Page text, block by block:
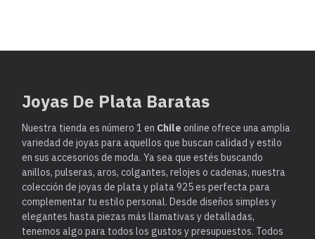
Joyas De Plata Baratas
Nuestra tienda es número 1 en Chile online ofrece una amplia
variedad de joyas para aquellos que buscan calidad y estilo
en sus accesorios de moda. Ya sea que estés buscando
anillos, pulseras, aros, colgantes, relojes o cadenas, nuestra
colección de joyas de plata y plata 925 es perfecta para
complementar tu estilo personal. Desde diseños simples y
elegantes hasta piezas más llamativas y detalladas,
tenemos algo para todos los gustos y presupuestos. Todos